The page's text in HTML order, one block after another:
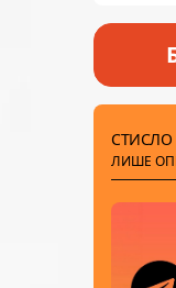
СТИСЛО
ЛИШЕ